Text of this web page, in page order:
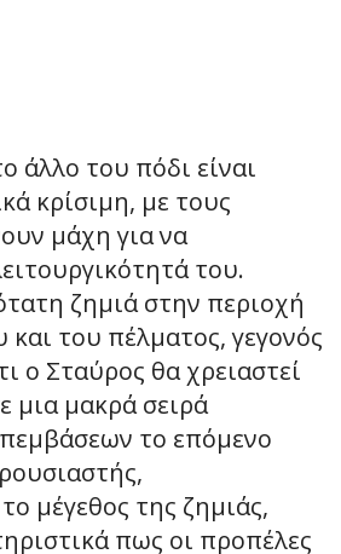
άλλο του πόδι είναι
κρίσιμη, με τους
μάχη για να
του.
ζημιά στην περιοχή
του πέλματος, γεγονός
ο Σταύρος θα χρειαστεί
μια μακρά σειρά
το επόμενο
μέγεθος της ζημιάς,
πως οι προπέλες